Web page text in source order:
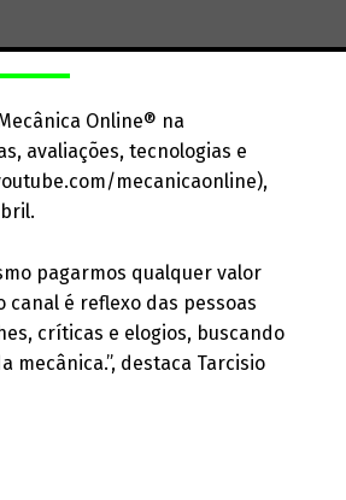
Online® na
avaliações, tecnologias e
mecanicaonline),
pagarmos qualquer valor
é reflexo das pessoas
críticas e elogios, buscando
destaca Tarcisio